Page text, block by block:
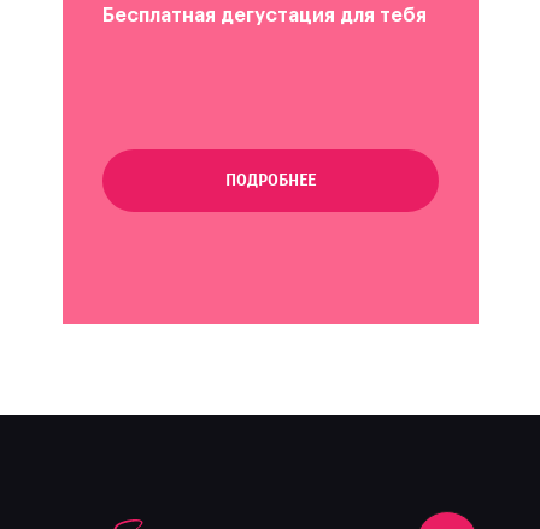
Бесплатная дегустация для тебя
ПОДРОБНЕЕ